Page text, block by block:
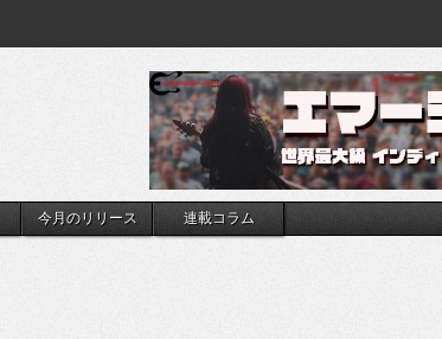
今月のリリース 連載コラム